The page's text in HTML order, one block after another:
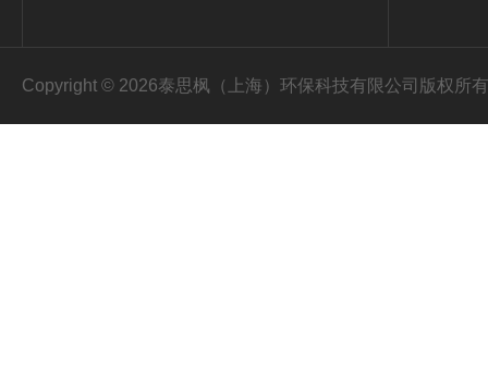
Copyright © 2026泰思枫（上海）环保科技有限公司版权